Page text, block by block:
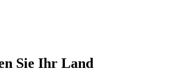
Sie Ihr Land